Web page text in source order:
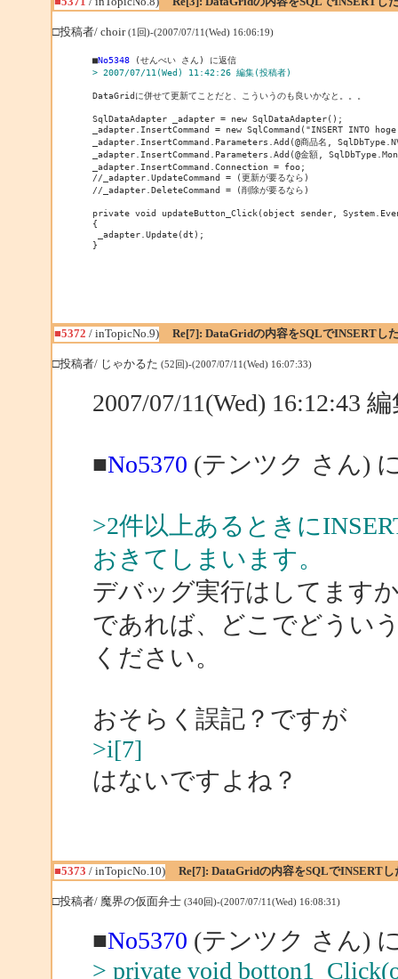
□投稿者/ choir(1回)-(2007/07/11(Wed) 16:06:19)
■No5348
(せんべい さん) に返信
> 2007/07/11(Wed) 11:42:26 編集(投稿者)
DataGridに併せて更新てことだと、こういうのも良いかなと。。。
SqlDataAdapter _adapter = new SqlDataAdapter();
_adapter.InsertCommand = new SqlCommand("INSERT INTO
_adapter.InsertCommand.Parameters.Add(@商品名,
_adapter.InsertCommand.Parameters.Add(@金額,
_adapter.InsertCommand.Connection = foo;
//_adapter.UpdateCommand = (更新が要るなら)
//_adapter.DeleteCommand = (削除が要るなら)
private void updateButton_Click(object sender,
{
_adapter.Update(dt);
}
■5372 / inTopicNo.9) Re[7]: DataGridの内容をSQLでINSERTし
□投稿者/ じゃかるた (52回)-(2007/07/11(Wed) 16:07:33)
2007/07/11(Wed) 16:12:43
■No5370 (テンツク さん)
>2件以上あるときに
おきてしまいます。
デバッグ実行はしてます
であれば、どこでどうい
ください。
おそらく誤記？ですが
>i[7]
はないですよね？
■5373 / inTopicNo.10) Re[7]: DataGridの内容をSQLでINSERTし
□投稿者/ 魔界の仮面弁士 (340回)-(2007/07/11(Wed) 16:08:31)
■No5370 (テンツク さん)
> private void